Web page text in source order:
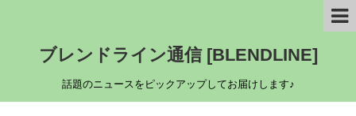
ブレンドライン通信 [BLENDLINE]
話題のニュースをピックアップしてお届けします♪